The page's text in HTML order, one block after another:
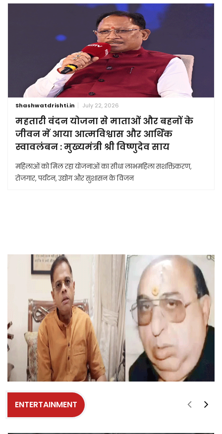
Shashwatdrishti.in July 22, 2026
महतारी वंदन योजना से माताओं और बहनों के
जीवन में आया आत्मविश्वास और आर्थिक
स्वावलंबन : मुख्यमंत्री श्री विष्णुदेव साय
महिलाओं को मिल रहा योजनाओं का सीधा लाभमहिला सशक्तिकरण,
रोजगार, पर्यटन, उद्योग और सुशासन के विजन
ENTERTAINMENT